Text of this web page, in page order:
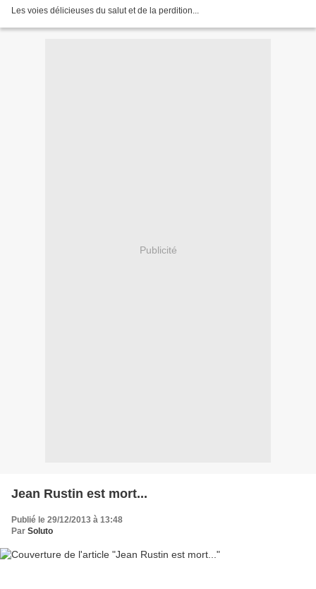
Les voies délicieuses du salut et de la perdition...
Publicité
Jean Rustin est mort...
Publié le 29/12/2013 à 13:48
Par Soluto